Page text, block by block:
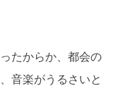
たからか、都会の
音楽がうるさいと